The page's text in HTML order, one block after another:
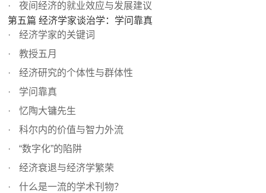
夜间经济的就业效应与发展建议
第五篇 经济学家谈治学：学问靠真
经济学家的关键词
教授五月
经济研究的个体性与群体性
学问靠真
忆陶大镛先生
科尔内的价值与智力外流
“数字化”的陷阱
经济衰退与经济学繁荣
什么是一流的学术刊物？